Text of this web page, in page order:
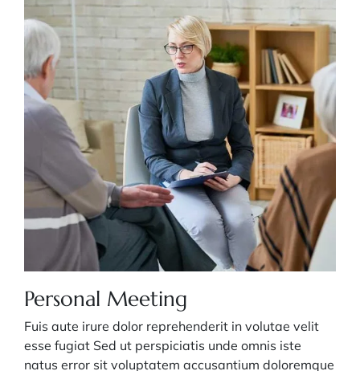
Personal Meeting
Fuis aute irure dolor reprehenderit in volutae velit
esse fugiat Sed ut perspiciatis unde omnis iste
natus error sit voluptatem accusantium doloremque